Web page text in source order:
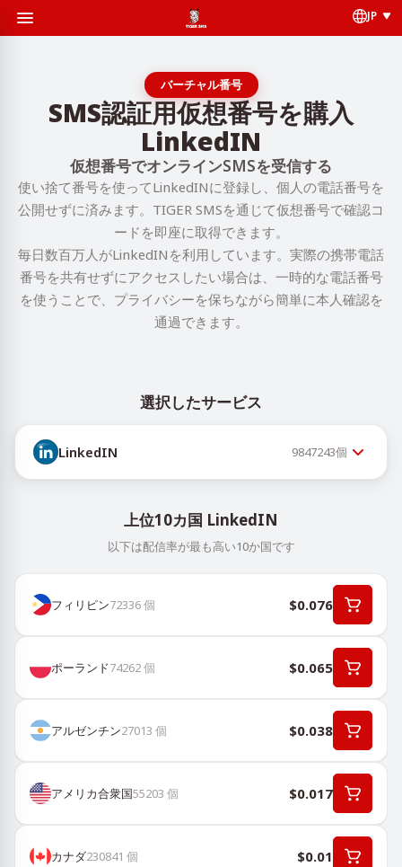
JP
バーチャル番号
SMS認証用仮想番号を購入
LinkedIN
仮想番号でオンラインSMSを受信する
使い捨て番号を使ってLinkedINに登録し、個人の電話番号を
公開せずに済みます。TIGER SMSを通じて仮想番号で確認コ
ードを即座に取得できます。
毎日数百万人がLinkedINを利用しています。実際の携帯電話
番号を共有せずにアクセスしたい場合は、一時的な電話番号
を使うことで、プライバシーを保ちながら簡単に本人確認を
通過できます。
選択したサービス
LinkedIN 9847243個
上位10カ国 LinkedIN
以下は配信率が最も高い10か国です
フィリピン72336個 $0.076
ポーランド74262個 $0.065
アルゼンチン27013 個 $0.038
アメリカ合衆国55203 個 $0.017
カナダ230841 個 $0.01